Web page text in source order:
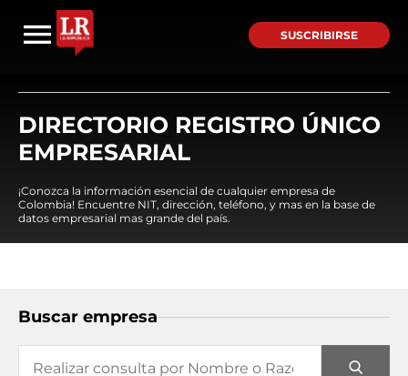
SUSCRIBIRSE
DIRECTORIO REGISTRO ÚNICO
EMPRESARIAL
¡Conozca la información esencial de cualquier empresa de
Colombia! Encuentre NIT, dirección, teléfono, y mas en la base de
datos empresarial mas grande del país.
Buscar empresa